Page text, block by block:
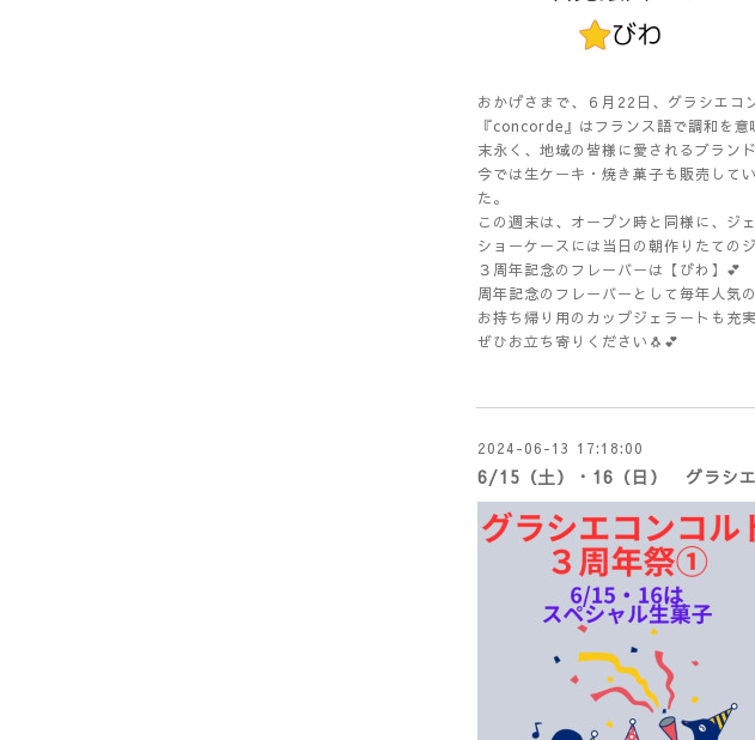
おかげさまで、６月22日、グラシエコ
『concorde』はフランス語で調和を意
末永く、地域の皆様に愛されるブラン
今では生ケーキ・焼き菓子も販売して
た。
この週末は、オープン時と同様に、ジ
ショーケースには当日の朝作りたての
３周年記念のフレーバーは【びわ】💕
周年記念のフレーバーとして毎年人気
お持ち帰り用のカップジェラートも充
ぜひお立ち寄りください🐧💕
2024-06-13 17:18:00
6/15（土）・16（日） グラシ